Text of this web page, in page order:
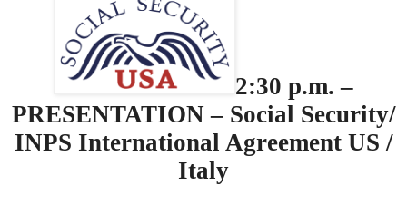
2:30 p.m. –
PRESENTATION – Social Security/
INPS International Agreement US /
Italy